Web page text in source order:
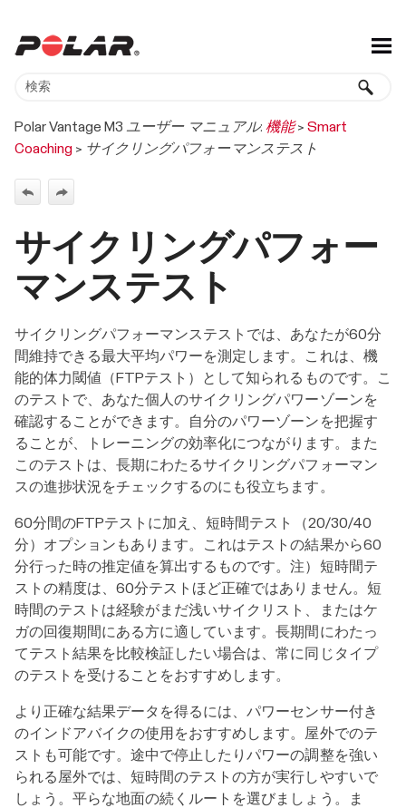
メイン コンテンツにスキップ
Polar Vantage M3 ユーザー マニュアル: 機能> Smart
Coaching > サイクリングパフォーマンステスト
サイクリングパフォー
マンステスト
サイクリングパフォーマンステストでは、あなたが60分
間維持できる最大平均パワーを測定します。これは、機
能的体力閾値（FTPテスト）として知られるものです。こ
のテストで、あなた個人のサイクリングパワーゾーンを
確認することができます。自分のパワーゾーンを把握す
ることが、トレーニングの効率化につながります。また
このテストは、長期にわたるサイクリングパフォーマン
スの進捗状況をチェックするのにも役立ちます。
60分間のFTPテストに加え、短時間テスト（20/30/40
分）オプションもあります。これはテストの結果から60
分行った時の推定値を算出するものです。注）短時間テ
ストの精度は、60分テストほど正確ではありません。短
時間のテストは経験がまだ浅いサイクリスト、またはケ
ガの回復期間にある方に適しています。長期間にわたっ
てテスト結果を比較検証したい場合は、常に同じタイプ
のテストを受けることをおすすめします。
より正確な結果データを得るには、パワーセンサー付き
のインドアバイクの使用をおすすめします。屋外でのテ
ストも可能です。途中で停止したりパワーの調整を強い
られる屋外では、短時間のテストの方が実行しやすいで
しょう。平らな地面の続くルートを選びましょう。ま